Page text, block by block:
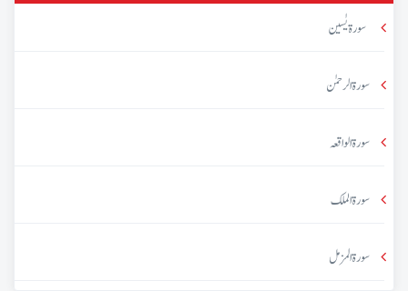
سورۃ یٰسین
سورۃ الرحمٰن
سورۃ الواقعہ
سورۃ الملک
سورۃ المزمل